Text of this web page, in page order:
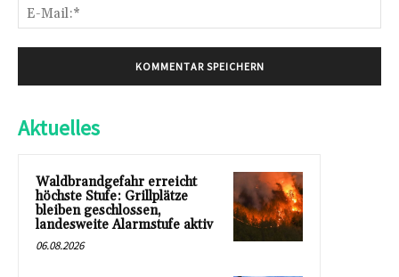
Aktuelles
Waldbrandgefahr erreicht
höchste Stufe: Grillplätze
bleiben geschlossen,
landesweite Alarmstufe aktiv
06.08.2026